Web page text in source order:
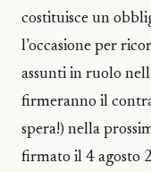
costituisce un
l’occasione per
assunti in ruolo
firmeranno il
spera!) nella
firmato il 4 agosto